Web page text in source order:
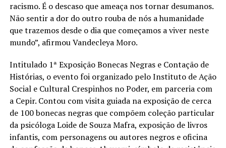
racismo. É o descaso que ameaça nos tornar desumanos.
Não sentir a dor do outro rouba de nós a humanidade
que trazemos desde o dia que começamos a viver neste
mundo”, afirmou Vandecleya Moro.
Intitulado 1ª Exposição Bonecas Negras e Contação de
Histórias, o evento foi organizado pelo Instituto de Ação
Social e Cultural Crespinhos no Poder, em parceria com
a Cepir. Contou com visita guiada na exposição de cerca
de 100 bonecas negras que compõem coleção particular
da psicóloga Loide de Souza Mafra, exposição de livros
infantis, com personagens ou autores negros e oficina